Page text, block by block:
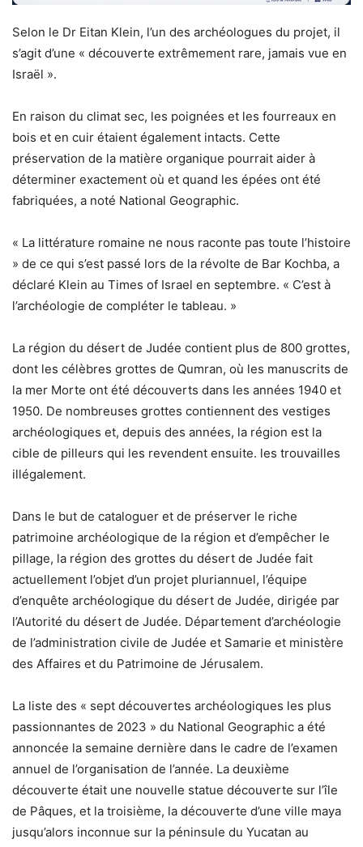
Selon le Dr Eitan Klein, l’un des archéologues du projet, il
s’agit d’une « découverte extrêmement rare, jamais vue en
Israël ».
En raison du climat sec, les poignées et les fourreaux en
bois et en cuir étaient également intacts. Cette
préservation de la matière organique pourrait aider à
déterminer exactement où et quand les épées ont été
fabriquées, a noté National Geographic.
« La littérature romaine ne nous raconte pas toute l’histoire
» de ce qui s’est passé lors de la révolte de Bar Kochba, a
déclaré Klein au Times of Israel en septembre. « C’est à
l’archéologie de compléter le tableau. »
La région du désert de Judée contient plus de 800 grottes,
dont les célèbres grottes de Qumran, où les manuscrits de
la mer Morte ont été découverts dans les années 1940 et
1950. De nombreuses grottes contiennent des vestiges
archéologiques et, depuis des années, la région est la
cible de pilleurs qui les revendent ensuite. les trouvailles
illégalement.
Dans le but de cataloguer et de préserver le riche
patrimoine archéologique de la région et d’empêcher le
pillage, la région des grottes du désert de Judée fait
actuellement l’objet d’un projet pluriannuel, l’équipe
d’enquête archéologique du désert de Judée, dirigée par
l’Autorité du désert de Judée. Département d’archéologie
de l’administration civile de Judée et Samarie et ministère
des Affaires et du Patrimoine de Jérusalem.
La liste des « sept découvertes archéologiques les plus
passionnantes de 2023 » du National Geographic a été
annoncée la semaine dernière dans le cadre de l’examen
annuel de l’organisation de l’année. La deuxième
découverte était une nouvelle statue découverte sur l’île
de Pâques, et la troisième, la découverte d’une ville maya
jusqu’alors inconnue sur la péninsule du Yucatan au